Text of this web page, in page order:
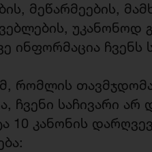
მეწარმეების,
უკანონოდ
ინფორმაცია ჩვენს
რომლის
ჩვენი საჩივარი
10 კანონის